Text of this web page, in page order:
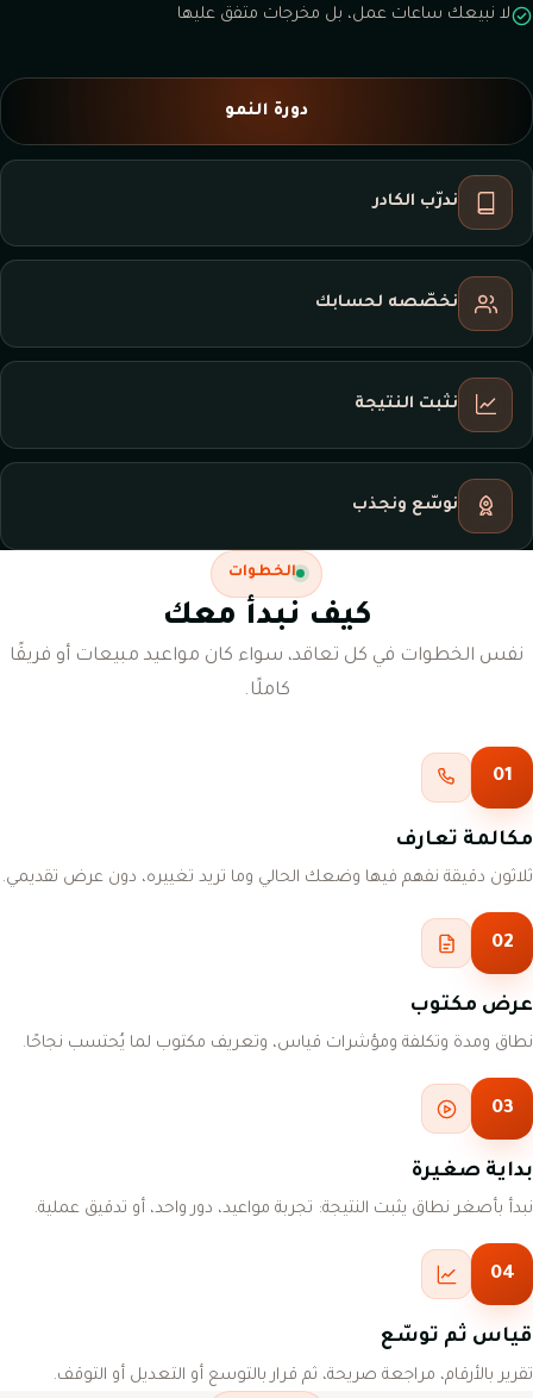
لا نبيعك ساعات عمل، بل مخرجات متفق عليها
دورة النمو
ندرّب الكادر
نخصّصه لحسابك
نثبت النتيجة
نوسّع ونجذب
الخطوات
كيف نبدأ معك
نفس الخطوات في كل تعاقد، سواء كان مواعيد مبيعات أو فريقًا
كاملًا.
01
مكالمة تعارف
ثلاثون دقيقة نفهم فيها وضعك الحالي وما تريد تغييره، دون عرض تقديمي.
02
عرض مكتوب
نطاق ومدة وتكلفة ومؤشرات قياس، وتعريف مكتوب لما يُحتسب نجاحًا.
03
بداية صغيرة
نبدأ بأصغر نطاق يثبت النتيجة: تجربة مواعيد، دور واحد، أو تدقيق عملية.
04
قياس ثم توسّع
تقرير بالأرقام، مراجعة صريحة، ثم قرار بالتوسع أو التعديل أو التوقف.